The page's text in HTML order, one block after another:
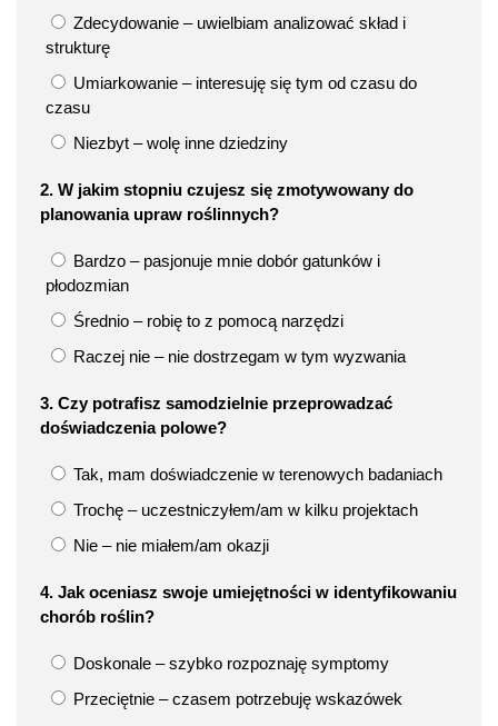
Zdecydowanie – uwielbiam analizować skład i
strukturę
Umiarkowanie – interesuję się tym od czasu do
czasu
Niezbyt – wolę inne dziedziny
2. W jakim stopniu czujesz się zmotywowany do
planowania upraw roślinnych?
Bardzo – pasjonuje mnie dobór gatunków i
płodozmian
Średnio – robię to z pomocą narzędzi
Raczej nie – nie dostrzegam w tym wyzwania
3. Czy potrafisz samodzielnie przeprowadzać
doświadczenia polowe?
Tak, mam doświadczenie w terenowych badaniach
Trochę – uczestniczyłem/am w kilku projektach
Nie – nie miałem/am okazji
4. Jak oceniasz swoje umiejętności w identyfikowaniu
chorób roślin?
Doskonale – szybko rozpoznaję symptomy
Przeciętnie – czasem potrzebuję wskazówek